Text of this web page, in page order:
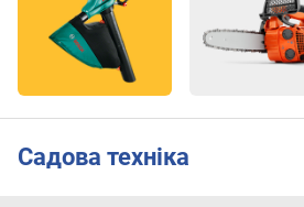
б
е
ю
(
)
Садова техніка